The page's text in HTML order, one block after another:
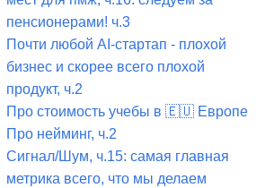
пенсионерами! ч.3
Почти любой AI-стартап - плохой
бизнес и скорее всего плохой
продукт, ч.2
Про стоимость учебы в 🇪🇺 Европе
Про нейминг, ч.2
Сигнал/Шум, ч.15: самая главная
метрика всего, что мы делаем